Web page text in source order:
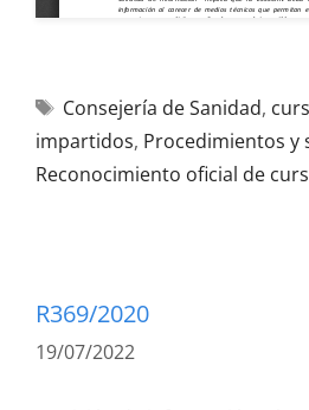
Consejería de Sanidad,
impartidos, Procedimientos y
Reconocimiento oficial de
R369/2020
19/07/2022